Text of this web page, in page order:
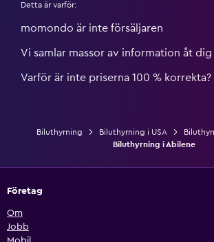
Detta är varför:
momondo är inte försäljaren
Vi samlar massor av information åt dig
Varför är inte priserna 100 % korrekta?
Biluthyrning Biluthyrning i USA
Biluthyrning i Abilene
Företag
Om
Jobb